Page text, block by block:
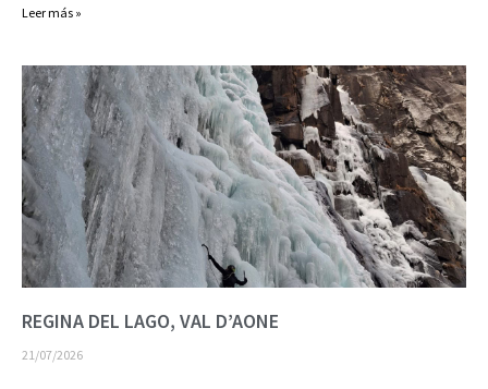
Leer más »
REGINA DEL LAGO, VAL D’AONE
21/07/2026